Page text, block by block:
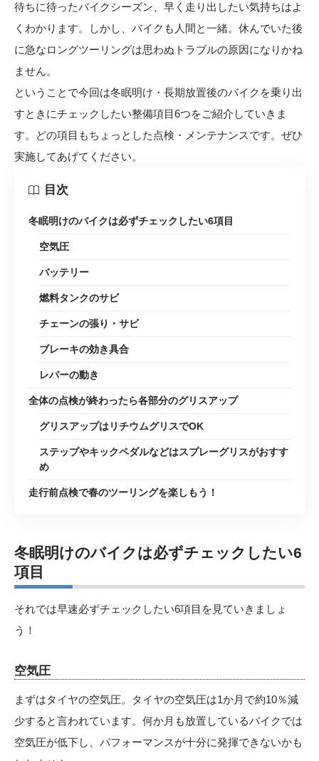
待ちに待ったバイクシーズン、早く走り出したい気持ちはよ
くわかります。しかし、バイクも人間と一緒。休んでいた後
に急なロングツーリングは思わぬトラブルの原因になりかね
ません。
ということで今回は冬眠明け・長期放置後のバイクを乗り出
すときにチェックしたい整備項目6つをご紹介していきま
す。どの項目もちょっとした点検・メンテナンスです。ぜひ
実施してあげてください。
目次
冬眠明けのバイクは必ずチェックしたい6項目
空気圧
バッテリー
燃料タンクのサビ
チェーンの張り・サビ
ブレーキの効き具合
レバーの動き
全体の点検が終わったら各部分のグリスアップ
グリスアップはリチウムグリスでOK
ステップやキックペダルなどはスプレーグリスがおすす
め
走行前点検で春のツーリングを楽しもう！
冬眠明けのバイクは必ずチェックしたい6
項目
それでは早速必ずチェックしたい6項目を見ていきましょ
う！
空気圧
まずはタイヤの空気圧。タイヤの空気圧は1か月で約10％減
少すると言われています。何か月も放置しているバイクでは
空気圧が低下し、パフォーマンスが十分に発揮できないかも